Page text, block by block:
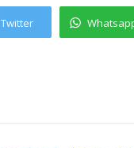
Twitter